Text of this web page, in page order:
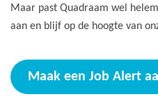
Maar past Quadraam wel
aan en blijf op de hoogte van
Maak een Job Alert